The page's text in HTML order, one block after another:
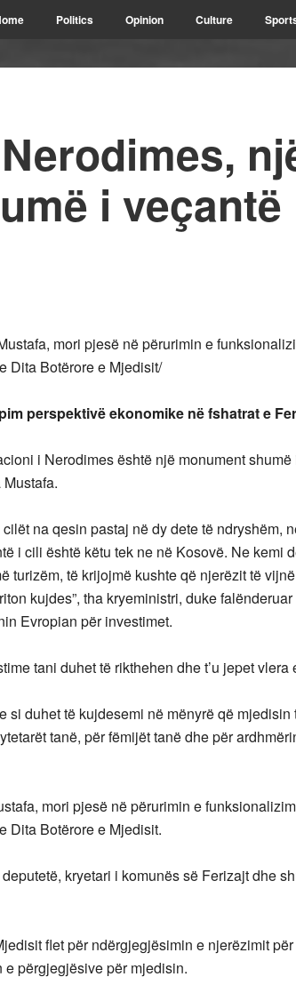
Politics Opinion Culture
i veçantë
mori pjesë në përurimin e
Dita Botërore e Mjedisit/
perspektivë ekonomike në fshatrat e
i Nerodimes është një monument shumë
na qesin pastaj në dy dete të ndryshëm,
i cili është këtu tek ne në Kosovë. Ne kemi
turizëm, të krijojmë kushte që njerëzit të
kujdes”, tha kryeministri, duke falënderuar
Evropian për investimet.
tani duhet të rikthehen dhe t’u jepet vlera
si duhet të kujdesemi në mënyrë që mjedisin
tanë, për fëmijët tanë dhe për
mori pjesë në përurimin e
Dita Botërore e Mjedisit.
kryetari i komunës së Ferizajt dhe
flet për ndërgjegjësimin e njerëzimit
përgjegjësive për mjedisin.